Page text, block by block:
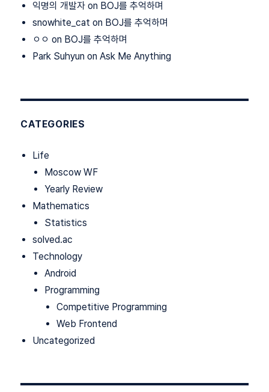
익명의 개발자 on BOJ를 추억하며
snowhite_cat on BOJ를 추억하며
ㅇㅇ on BOJ를 추억하며
Park Suhyun onAsk Me Anything
CATEGORIES
Life
Moscow WF
Yearly Review
Mathematics
Statistics
solved.ac
Technology
Android
Programming
Competitive Programming
Web Frontend
Uncategorized